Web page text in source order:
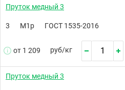
Пруток медный 3
3 М1р ГОСТ 1535-2016
от 1 209 руб/кг
Пруток медный 3